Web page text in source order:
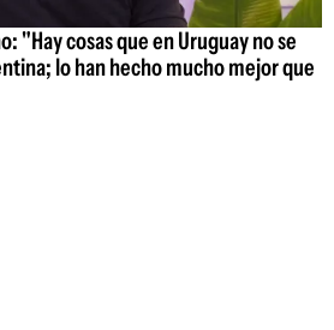
"Hay cosas que en Uruguay no se
lo han hecho mucho mejor que